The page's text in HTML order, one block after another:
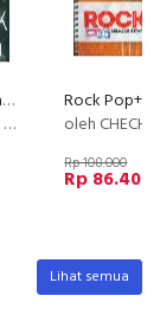
Rock Memberontak Karena Nulis Lagu Itu Perlu
oleh
Rp 108.000
Rp 86.400
Lihat semua